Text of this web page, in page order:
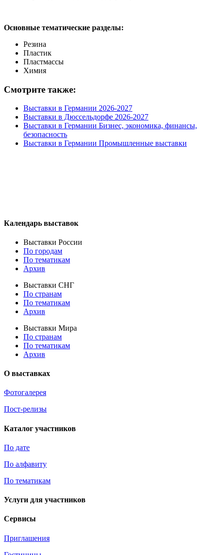
Основные тематические разделы:
Резина
Пластик
Пластмассы
Химия
Смотрите также:
Выставки в Германии 2026-2027
Выставки в Дюссельдорфе 2026-2027
Выставки в Германии Бизнес, экономика, финансы,
безопасность
Выставки в Германии Промышленные выставки
Календарь выставок
Выставки России
По городам
По тематикам
Архив
Выставки СНГ
По странам
По тематикам
Архив
Выставки Мира
По странам
По тематикам
Архив
О выставках
Фотогалерея
Пост-релизы
Каталог участников
По дате
По алфавиту
По тематикам
Услуги для участников
Сервисы
Приглашения